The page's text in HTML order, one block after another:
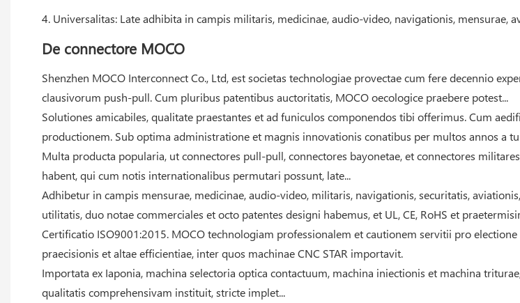
4. Universalitas: Late adhibita in campis militaris, medicinae, audio-video, navigationis, mensurae,
De connectore MOCO
Shenzhen MOCO Interconnect Co., Ltd, est societas technologiae provectae cum fere decennio
clausivorum push-pull. Cum pluribus patentibus auctoritatis, MOCO oecologice praebere potest...
Solutiones amicabiles, qualitate praestantes et ad funiculos componendos tibi offerimus. Cum
productionem. Sub optima administratione et magnis innovationis conatibus per multos annos a
Multa producta popularia, ut connectores pull-pull, connectores bayonetae, et connectores
habent, qui cum notis internationalibus permutari possunt, late...
Adhibetur in campis mensurae, medicinae, audio-video, militaris, navigationis, securitatis,
utilitatis, duo notae commerciales et octo patentes designi habemus, et UL, CE, RoHS et
Certificatio ISO9001:2015. MOCO technologiam professionalem et cautionem servitii pro
praecisionis et altae efficientiae, inter quos machinae CNC STAR importavit.
Importata ex Iaponia, machina selectoria optica contactuum, machina iniectionis et machina
qualitatis comprehensivam instituit, stricte implet...